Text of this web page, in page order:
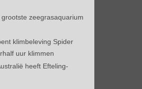
zeegrasaquarium
klimbeleving Spider
uur klimmen
heeft Efteling-